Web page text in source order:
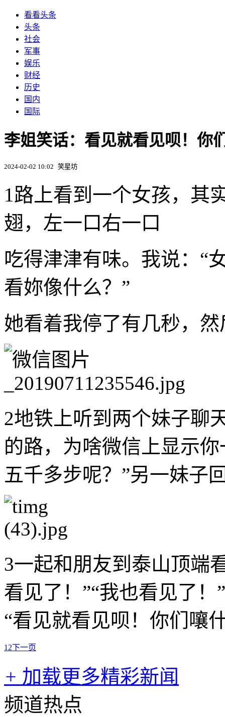
看看头条
头条
社会
军事
娱乐
财经
历史
国内
国际
李姐笑话：看见就看见呗！你
2024-02-02 10:02 笑星坊
1路上看到一个女孩，其
翅，左一口右一口
吃得津津有味。我说：“
看妳像什么？”
她看着我停了有几秒，
2地铁上听到两个妹子聊
的路，为啥微信上显示
五千多步呢？”另一妹子
3一起和朋友到泰山顶端
看见了！”“我也看见了
“看见就看见呗！你们嚷
1 2下一页
+ 加载更多精彩新闻
频道热点